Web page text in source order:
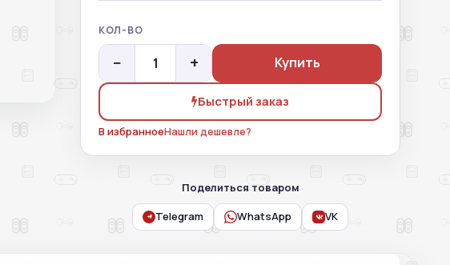
КОЛ-ВО
− + Купить
Быстрый заказ
В избранноеНашли дешевле?
Поделиться товаром
Telegram WhatsApp VK